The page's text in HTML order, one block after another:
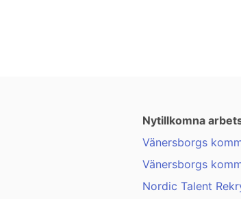
Nytillkomna
Vänersborgs
Vänersborgs
Nordic Talent